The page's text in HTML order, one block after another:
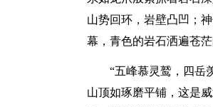
山势回环，岩壁凸凹；
幕，青色的岩石洒遍苍
“五峰慕灵鹫，四岳羡
山顶如琢磨平铺，这是